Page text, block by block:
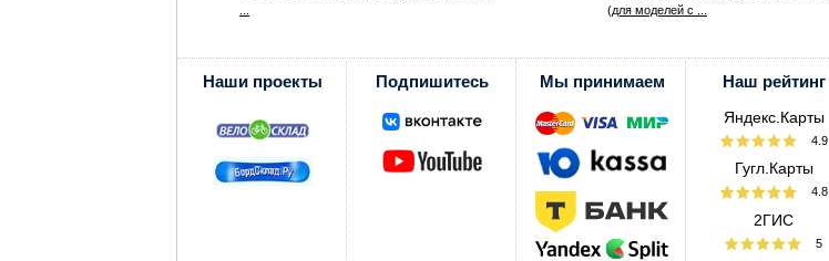
(для моделей с ...
Наши проекты Подпишитесь Мы принимаем Наш рейтинг
Яндекс.Карты
4.9
Гугл.Карты
4.8
2ГИС
5